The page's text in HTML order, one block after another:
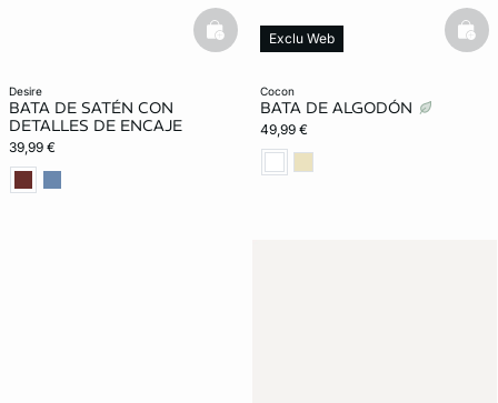
desire
BATA DE SATÉN CON
DETALLES DE ENCAJE
39,99 €
basketfull
cocon
BATA DE ALGODÓN
49,99 €
Exclu Web